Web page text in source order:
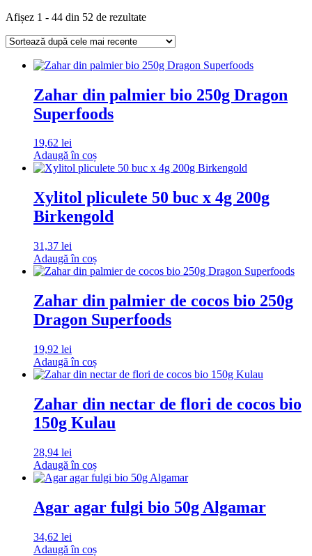
Afișez 1 - 44 din 52 de rezultateSortat
recente
Zahar din palmier bio 250g Dragon
Superfoods
19,62 lei
Adaugă în coș
Xylitol pliculete 50 buc x 4g 200g
Birkengold
31,37 lei
Adaugă în coș
Zahar din palmier de cocos bio 250g
Dragon Superfoods
19,92 lei
Adaugă în coș
Zahar din nectar de flori de cocos bio
150g Kulau
28,94 lei
Adaugă în coș
Agar agar fulgi bio 50g Algamar
34,62 lei
Adaugă în coș